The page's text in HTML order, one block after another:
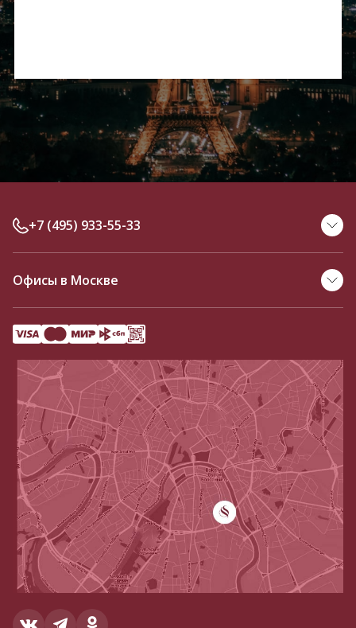
+7 (495) 933-55-33
Офисы в Москве